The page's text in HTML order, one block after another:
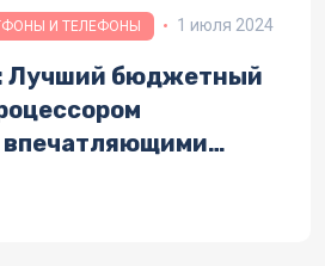
И ТЕЛЕФОНЫ 1 июля 2024
Лучший бюджетный
впечатляющими